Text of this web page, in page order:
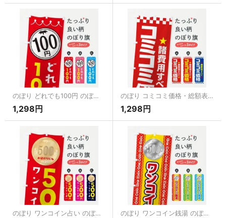
のぼり どれでも100円 のぼり旗
1,298円
のぼり コミコミ価格・総額表示・支払総額 のぼり旗
1,298円
のぼり ワンコイン占い のぼり旗 のぼり ワンコイン銭湯 のぼり旗